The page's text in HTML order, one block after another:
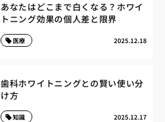
あなたはどこまで白くなる？ホワイ
トニング効果の個人差と限界
2025.12.18
医療
歯科ホワイトニングとの賢い使い分
け方
2025.12.17
知識